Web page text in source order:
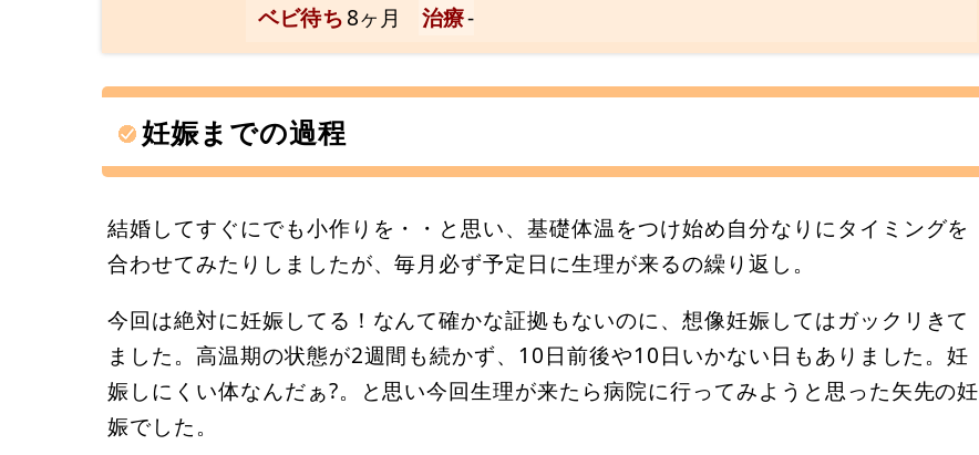
ベビ待ち8ヶ月 治療-
妊娠までの過程
結婚してすぐにでも小作りを・・と思い、基礎体温をつけ始め自分なりにタイミングを
合わせてみたりしましたが、毎月必ず予定日に生理が来るの繰り返し。
今回は絶対に妊娠してる！なんて確かな証拠もないのに、想像妊娠してはガックリきて
ました。高温期の状態が2週間も続かず、10日前後や10日いかない日もありました。妊
娠しにくい体なんだぁ?。と思い今回生理が来たら病院に行ってみようと思った矢先の妊
娠でした。